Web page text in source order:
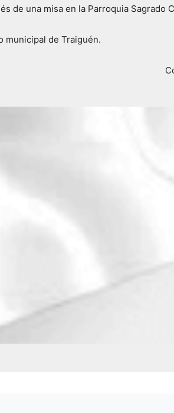
de una misa en la Parroquia Sagrado
municipal de Traiguén.